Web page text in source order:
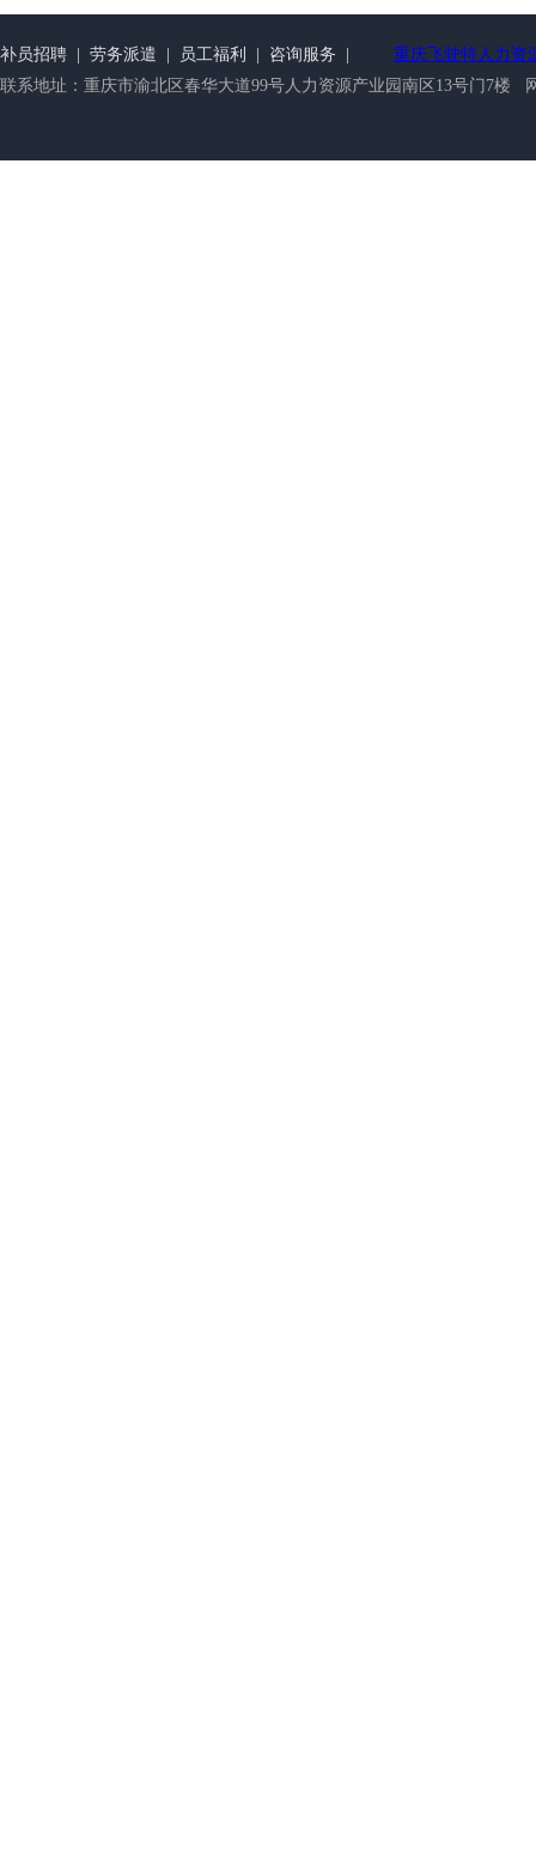
补员招聘 劳务派遣 员工福利 咨询服务
重庆飞驶特人力资
联系地址：重庆市渝北区春华大道99号人力资源产业园南区13号门7楼